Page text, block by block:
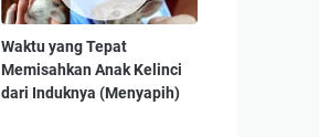
Waktu yang Tepat
Memisahkan Anak Kelinci
dari Induknya (Menyapih)